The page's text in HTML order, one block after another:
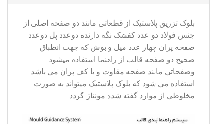
بلوک تزریق پلاستیک از قطعاتی مانند دو صفحه اصلی از
جنس فولاد دو عدد کفشک نگه دارنده دوعدد پل دوعدد
صفحه پران چهار عدد میل و بوش که جهت انطباق
صحیح دو صفحه قالب از راهنما استفاده میشود
وصفحاتی مانند صفحه مقاوت و یا کف پران می باشد
استفاده می شود که بلوک پلاستیک میتواند به صورت
مخلوطی از موارد گفته شده مونتاژ گردد